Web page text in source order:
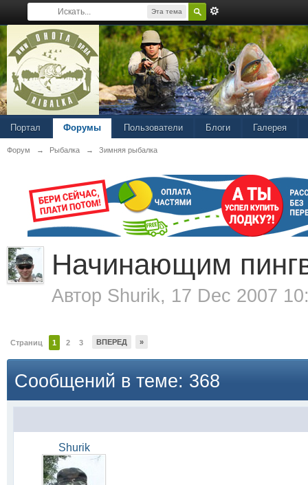
Эта тема
Портал Форумы Пользователи Блоги Галерея
Форум → Рыбалка → Зимняя рыбалка
Начинающим
Автор Shurik, 17 Dec 2007
Страниц 1 2 3 ВПЕРЕД »
Сообщений в теме: 368
Shurik